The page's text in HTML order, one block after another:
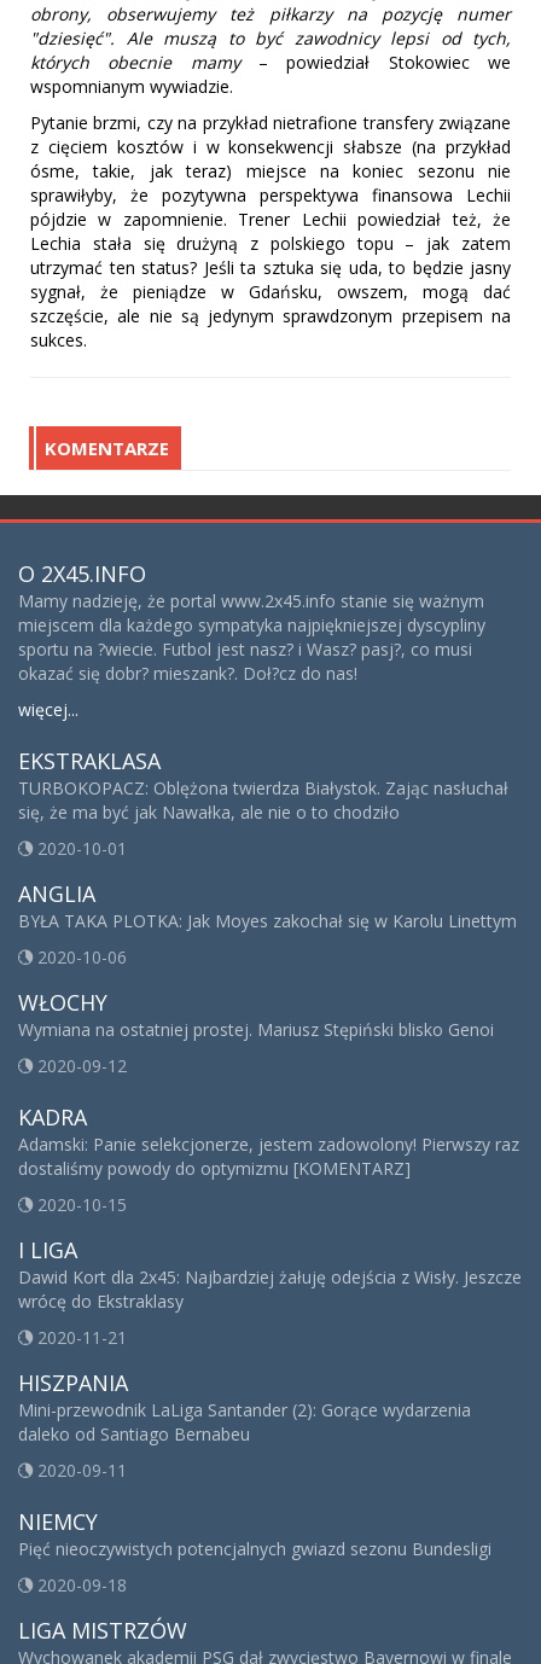
obrony, obserwujemy też piłkarzy na pozycję numer
"dziesięć". Ale muszą to być zawodnicy lepsi od tych,
których obecnie mamy– powiedział Stokowiec we
wspomnianym wywiadzie.
Pytanie brzmi, czy na przykład nietrafione transfery związane
z cięciem kosztów i w konsekwencji słabsze (na przykład
ósme, takie, jak teraz) miejsce na koniec sezonu nie
sprawiłyby, że pozytywna perspektywa finansowa Lechii
pójdzie w zapomnienie. Trener Lechii powiedział też, że
Lechia stała się drużyną z polskiego topu – jak zatem
utrzymać ten status? Jeśli ta sztuka się uda, to będzie jasny
sygnał, że pieniądze w Gdańsku, owszem, mogą dać
szczęście, ale nie są jedynym sprawdzonym przepisem na
sukces.
KOMENTARZE
O 2X45.INFO
Mamy nadzieję, że portal www.2x45.info stanie się ważnym
miejscem dla każdego sympatyka najpiękniejszej dyscypliny
sportu na ?wiecie. Futbol jest nasz? i Wasz? pasj?, co musi
okazać się dobr? mieszank?. Doł?cz do nas!
więcej...
EKSTRAKLASA
TURBOKOPACZ: Oblężona twierdza Białystok. Zając nasłuchał
się, że ma być jak Nawałka, ale nie o to chodziło
2020-10-01
ANGLIA
BYŁA TAKA PLOTKA: Jak Moyes zakochał się w Karolu Linettym
2020-10-06
WŁOCHY
Wymiana na ostatniej prostej. Mariusz Stępiński blisko Genoi
2020-09-12
KADRA
Adamski: Panie selekcjonerze, jestem zadowolony! Pierwszy raz
dostaliśmy powody do optymizmu [KOMENTARZ]
2020-10-15
I LIGA
Dawid Kort dla 2x45: Najbardziej żałuję odejścia z Wisły. Jeszcze
wrócę do Ekstraklasy
2020-11-21
HISZPANIA
Mini-przewodnik LaLiga Santander (2): Gorące wydarzenia
daleko od Santiago Bernabeu
2020-09-11
NIEMCY
Pięć nieoczywistych potencjalnych gwiazd sezonu Bundesligi
2020-09-18
LIGA MISTRZÓW
Wychowanek akademii PSG dał zwycięstwo Bayernowi w finale